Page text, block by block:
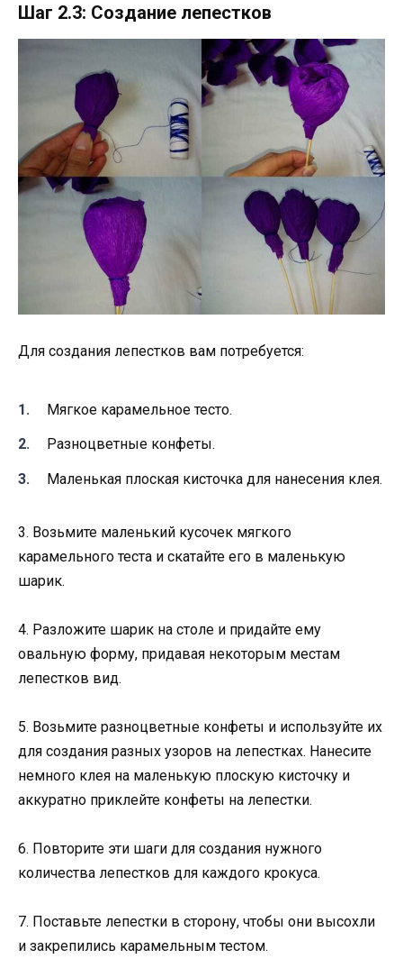
Шаг 2.3: Создание лепестков
Для создания лепестков вам потребуется:
Мягкое карамельное тесто.
Разноцветные конфеты.
Маленькая плоская кисточка для нанесения клея.
3. Возьмите маленький кусочек мягкого
карамельного теста и скатайте его в маленькую
шарик.
4. Разложите шарик на столе и придайте ему
овальную форму, придавая некоторым местам
лепестков вид.
5. Возьмите разноцветные конфеты и используйте их
для создания разных узоров на лепестках. Нанесите
немного клея на маленькую плоскую кисточку и
аккуратно приклейте конфеты на лепестки.
6. Повторите эти шаги для создания нужного
количества лепестков для каждого крокуса.
7. Поставьте лепестки в сторону, чтобы они высохли
и закрепились карамельным тестом.